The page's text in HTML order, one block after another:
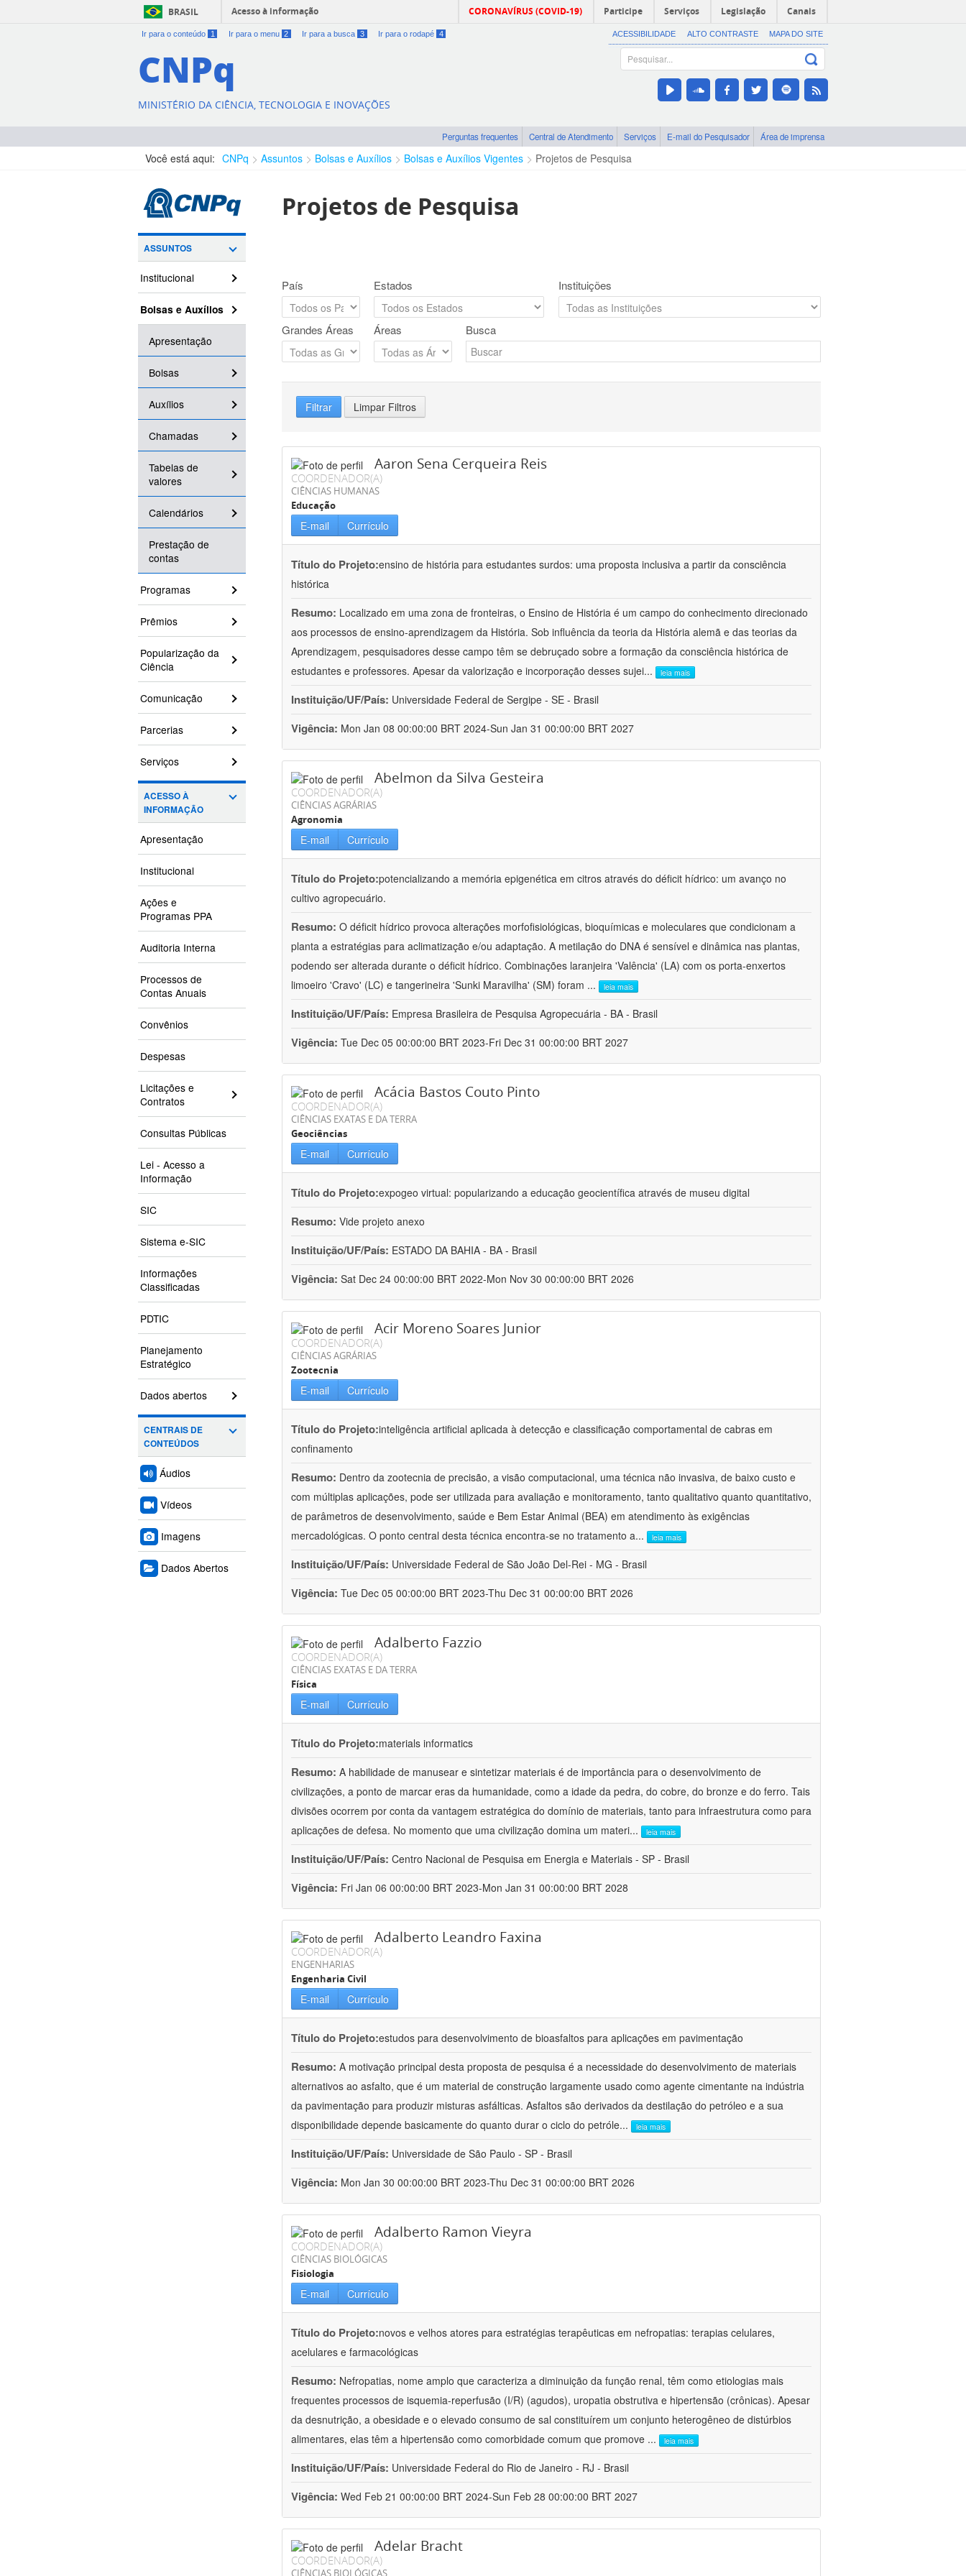
BRASIL Acesso à informação CORONAVÍRUS (COVID-19) Participe Serviços Legislação Canais
Ir para o conteúdo 1 Ir para o menu 2 Ir para a busca 3 Ir para o rodapé 4 ACESSIBILIDADE ALTO CONTRASTE MAPA DO SITE
CNPq
MINISTÉRIO DA CIÊNCIA, TECNOLOGIA E INOVAÇÕES
Perguntas frequentes Central de Atendimento Serviços E-mail do Pesquisador Área de imprensa
Você está aqui: CNPq Assuntos Bolsas e Auxílios Bolsas e Auxílios Vigentes Projetos de Pesquisa
ASSUNTOS
Institucional
Bolsas e Auxílios
Apresentação
Bolsas
Auxílios
Chamadas
Tabelas de
valores
Calendários
Prestação de
contas
Programas
Prêmios
Popularização da
Ciência
Comunicação
Parcerias
Serviços
ACESSO À
INFORMAÇÃO
Apresentação
Institucional
Ações e
Programas PPA
Auditoria Interna
Processos de
Contas Anuais
Convênios
Despesas
Licitações e
Contratos
Consultas Públicas
Lei - Acesso a
Informação
SIC
Sistema e-SIC
Informações
Classificadas
PDTIC
Planejamento
Estratégico
Dados abertos
CENTRAIS DE
CONTEÚDOS
Áudios
Vídeos
Imagens
Dados Abertos
Projetos de Pesquisa
País Estados Instituições
Grandes Áreas Áreas Busca
Filtrar Limpar Filtros
Aaron Sena Cerqueira Reis
COORDENADOR(A)
CIÊNCIAS HUMANAS
Educação
E-mail Currículo
Título do Projeto:ensino de história para estudantes surdos: uma proposta inclusiva a partir da consciência
histórica
Resumo: Localizado em uma zona de fronteiras, o Ensino de História é um campo do conhecimento direcionado
aos processos de ensino-aprendizagem da História. Sob influência da teoria da História alemã e das teorias da
Aprendizagem, pesquisadores desse campo têm se debruçado sobre a formação da consciência histórica de
estudantes e professores. Apesar da valorização e incorporação desses sujei... leia mais
Instituição/UF/País: Universidade Federal de Sergipe - SE - Brasil
Vigência: Mon Jan 08 00:00:00 BRT 2024-Sun Jan 31 00:00:00 BRT 2027
Abelmon da Silva Gesteira
COORDENADOR(A)
CIÊNCIAS AGRÁRIAS
Agronomia
E-mail Currículo
Título do Projeto:potencializando a memória epigenética em citros através do déficit hídrico: um avanço no
cultivo agropecuário.
Resumo: O déficit hídrico provoca alterações morfofisiológicas, bioquímicas e moleculares que condicionam a
planta a estratégias para aclimatização e/ou adaptação. A metilação do DNA é sensível e dinâmica nas plantas,
podendo ser alterada durante o déficit hídrico. Combinações laranjeira 'Valência' (LA) com os porta-enxertos
limoeiro 'Cravo' (LC) e tangerineira 'Sunki Maravilha' (SM) foram ... leia mais
Instituição/UF/País: Empresa Brasileira de Pesquisa Agropecuária - BA - Brasil
Vigência: Tue Dec 05 00:00:00 BRT 2023-Fri Dec 31 00:00:00 BRT 2027
Acácia Bastos Couto Pinto
COORDENADOR(A)
CIÊNCIAS EXATAS E DA TERRA
Geociências
E-mail Currículo
Título do Projeto:expogeo virtual: popularizando a educação geocientífica através de museu digital
Resumo: Vide projeto anexo
Instituição/UF/País: ESTADO DA BAHIA - BA - Brasil
Vigência: Sat Dec 24 00:00:00 BRT 2022-Mon Nov 30 00:00:00 BRT 2026
Acir Moreno Soares Junior
COORDENADOR(A)
CIÊNCIAS AGRÁRIAS
Zootecnia
E-mail Currículo
Título do Projeto:inteligência artificial aplicada à detecção e classificação comportamental de cabras em
confinamento
Resumo: Dentro da zootecnia de precisão, a visão computacional, uma técnica não invasiva, de baixo custo e
com múltiplas aplicações, pode ser utilizada para avaliação e monitoramento, tanto qualitativo quanto quantitativo,
de parâmetros de desenvolvimento, saúde e Bem Estar Animal (BEA) em atendimento às exigências
mercadológicas. O ponto central desta técnica encontra-se no tratamento a... leia mais
Instituição/UF/País: Universidade Federal de São João Del-Rei - MG - Brasil
Vigência: Tue Dec 05 00:00:00 BRT 2023-Thu Dec 31 00:00:00 BRT 2026
Adalberto Fazzio
COORDENADOR(A)
CIÊNCIAS EXATAS E DA TERRA
Física
E-mail Currículo
Título do Projeto:materials informatics
Resumo: A habilidade de manusear e sintetizar materiais é de importância para o desenvolvimento de
civilizações, a ponto de marcar eras da humanidade, como a idade da pedra, do cobre, do bronze e do ferro. Tais
divisões ocorrem por conta da vantagem estratégica do domínio de materiais, tanto para infraestrutura como para
aplicações de defesa. No momento que uma civilização domina um materi... leia mais
Instituição/UF/País: Centro Nacional de Pesquisa em Energia e Materiais - SP - Brasil
Vigência: Fri Jan 06 00:00:00 BRT 2023-Mon Jan 31 00:00:00 BRT 2028
Adalberto Leandro Faxina
COORDENADOR(A)
ENGENHARIAS
Engenharia Civil
E-mail Currículo
Título do Projeto:estudos para desenvolvimento de bioasfaltos para aplicações em pavimentação
Resumo: A motivação principal desta proposta de pesquisa é a necessidade do desenvolvimento de materiais
alternativos ao asfalto, que é um material de construção largamente usado como agente cimentante na indústria
da pavimentação para produzir misturas asfálticas. Asfaltos são derivados da destilação do petróleo e a sua
disponibilidade depende basicamente do quanto durar o ciclo do petróle... leia mais
Instituição/UF/País: Universidade de São Paulo - SP - Brasil
Vigência: Mon Jan 30 00:00:00 BRT 2023-Thu Dec 31 00:00:00 BRT 2026
Adalberto Ramon Vieyra
COORDENADOR(A)
CIÊNCIAS BIOLÓGICAS
Fisiologia
E-mail Currículo
Título do Projeto:novos e velhos atores para estratégias terapêuticas em nefropatias: terapias celulares,
acelulares e farmacológicas
Resumo: Nefropatias, nome amplo que caracteriza a diminuição da função renal, têm como etiologias mais
frequentes processos de isquemia-reperfusão (I/R) (agudos), uropatia obstrutiva e hipertensão (crônicas). Apesar
da desnutrição, a obesidade e o elevado consumo de sal constituírem um conjunto heterogêneo de distúrbios
alimentares, elas têm a hipertensão como comorbidade comum que promove ... leia mais
Instituição/UF/País: Universidade Federal do Rio de Janeiro - RJ - Brasil
Vigência: Wed Feb 21 00:00:00 BRT 2024-Sun Feb 28 00:00:00 BRT 2027
Adelar Bracht
COORDENADOR(A)
CIÊNCIAS BIOLÓGICAS